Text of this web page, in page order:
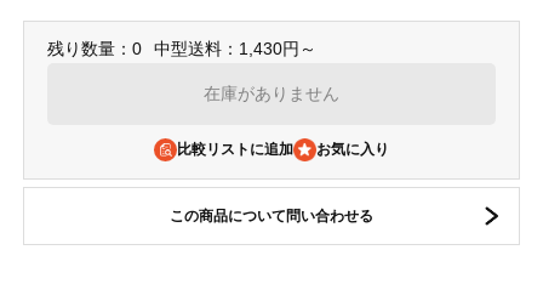
残り数量：0 中型送料：1,430円～
在庫がありません
比較リストに追加
この商品について問い合わせる